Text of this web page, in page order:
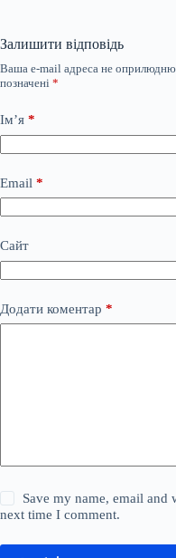
Залишити відповідь
Ваша e-mail адреса не
позначені *
Ім’я *
Email *
Сайт
Додати коментар *
Save my name, email and
next time I comment.